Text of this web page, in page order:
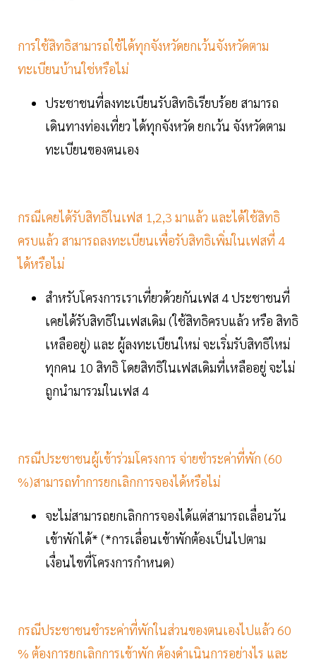
การใช้สิทธิสามารถใช้ได้ทุกจังหวัดยกเว้นจังหวัดตาม
ทะเบียนบ้านใช่หรือไม่
ประชาชนที่ลงทะเบียนรับสิทธิเรียบร้อย สามารถ
เดินทางท่องเที่ยว ได้ทุกจังหวัด ยกเว้น จังหวัดตาม
ทะเบียนของตนเอง
กรณีเคยได้รับสิทธิในเฟส 1,2,3 มาแล้ว และได้ใช้สิทธิ
ครบแล้ว สามารถลงทะเบียนเพื่อรับสิทธิเพิ่มในเฟสที่ 4
ได้หรือไม่
สำหรับโครงการเราเที่ยวด้วยกันเฟส 4 ประชาชนที่
เคยได้รับสิทธิในเฟสเดิม (ใช้สิทธิครบแล้ว หรือ สิทธิ
เหลืออยู่) และ ผู้ลงทะเบียนใหม่ จะเริ่มรับสิทธิใหม่
ทุกคน 10 สิทธิ โดยสิทธิในเฟสเดิมที่เหลืออยู่ จะไม่
ถูกนำมารวมในเฟส 4
กรณีประชาชนผู้เข้าร่วมโครงการ จ่ายชำระค่าที่พัก (60
%)สามารถทำการยกเลิกการจองได้หรือไม่
จะไม่สามารถยกเลิกการจองได้แต่สามารถเลื่อนวัน
เข้าพักได้* (*การเลื่อนเข้าพักต้องเป็นไปตาม
เงื่อนไขที่โครงการกำหนด)
กรณีประชาชนชำระค่าที่พักในส่วนของตนเองไปแล้ว 60
% ต้องการยกเลิกการเข้าพัก ต้องดำเนินการอย่างไร และ